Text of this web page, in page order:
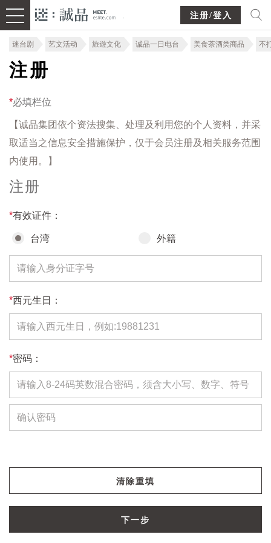
注册/登入
迷台剧 艺文活动 旅遊文化 诚品一日电台 美食茶酒类商品 不
注册
*必填栏位
【诚品集团依个资法搜集、处理及利用您的个人资料，并采
取适当之信息安全措施保护，仅于会员注册及相关服务范围
内使用。】
注册
*有效证件：
台湾 外籍
*西元生日：
*密码：